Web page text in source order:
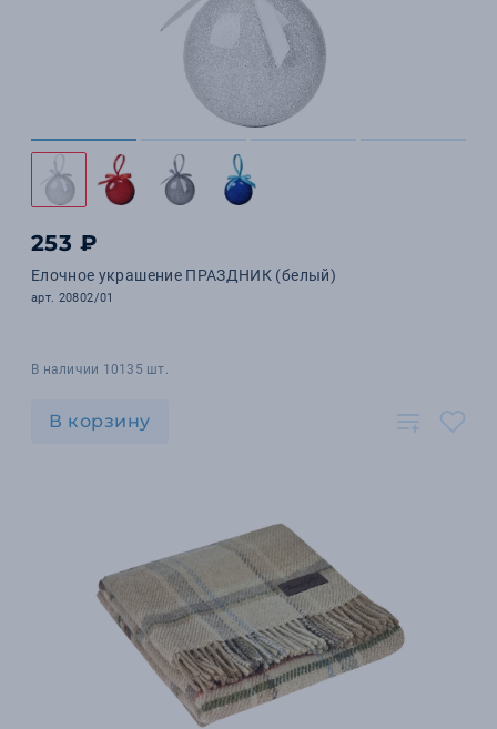
253 ₽
Елочное украшение ПРАЗДНИК (белый)
арт. 20802/01
В наличии 10135 шт.
В корзину